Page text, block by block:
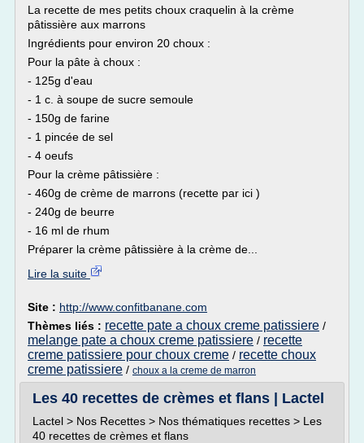
La recette de mes petits choux craquelin à la crème
pâtissière aux marrons
Ingrédients pour environ 20 choux :
Pour la pâte à choux :
- 125g d'eau
- 1 c. à soupe de sucre semoule
- 150g de farine
- 1 pincée de sel
- 4 oeufs
Pour la crème pâtissière :
- 460g de crème de marrons (recette par ici )
- 240g de beurre
- 16 ml de rhum
Préparer la crème pâtissière à la crème de...
Lire la suite
Site : http://www.confitbanane.com
Thèmes liés : recette pate a choux creme patissiere /
melange pate a choux creme patissiere / recette
creme patissiere pour choux creme / recette choux
creme patissiere / choux a la creme de marron
Les 40 recettes de crèmes et flans | Lactel
Lactel > Nos Recettes > Nos thématiques recettes > Les
40 recettes de crèmes et flans